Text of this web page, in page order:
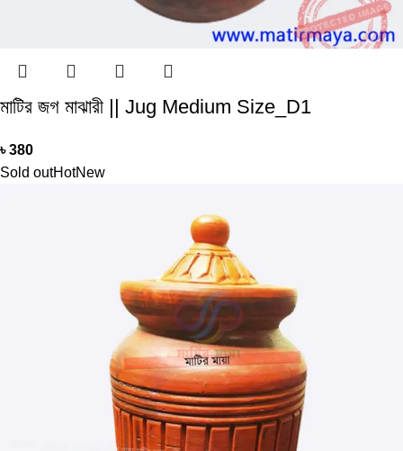
মাটির জগ মাঝারী || Jug Medium Size_D1
৳380
Sold outHotNew